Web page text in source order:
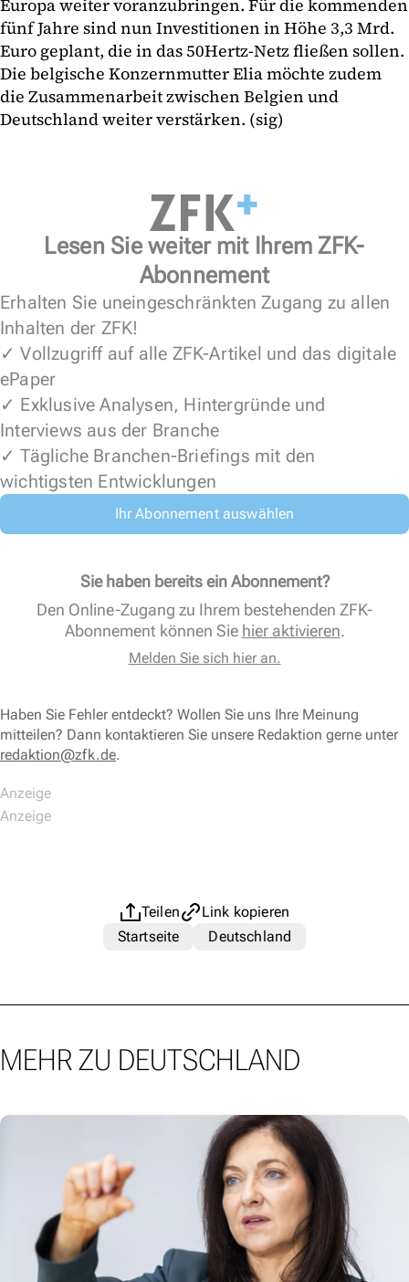
Europa weiter voranzubringen. Für die kommenden
fünf Jahre sind nun Investitionen in Höhe 3,3 Mrd.
Euro geplant, die in das 50Hertz-Netz fließen sollen.
Die belgische Konzernmutter Elia möchte zudem
die Zusammenarbeit zwischen Belgien und
Deutschland weiter verstärken. (sig)
Lesen Sie weiter mit Ihrem ZFK-
Abonnement
Erhalten Sie uneingeschränkten Zugang zu allen
Inhalten der ZFK!
✓ Vollzugriff auf alle ZFK-Artikel und das digitale
ePaper
✓ Exklusive Analysen, Hintergründe und
Interviews aus der Branche
✓ Tägliche Branchen-Briefings mit den
wichtigsten Entwicklungen
Ihr Abonnement auswählen
Sie haben bereits ein Abonnement?
Den Online-Zugang zu Ihrem bestehenden ZFK-
Abonnement können Sie hier aktivieren.
Melden Sie sich hier an.
Haben Sie Fehler entdeckt? Wollen Sie uns Ihre Meinung
mitteilen? Dann kontaktieren Sie unsere Redaktion gerne unter
redaktion@zfk.de.
Teilen
Link kopieren
Startseite
Deutschland
MEHR ZU DEUTSCHLAND